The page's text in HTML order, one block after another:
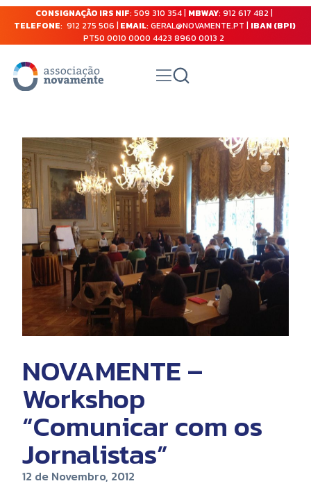
CONSIGNAÇÃO IRS NIF: 509 310 354 | MBWAY: 912 617 482 |
TELEFONE: 912 275 506 | EMAIL: GERAL@NOVAMENTE.PT | IBAN (BPI)
PT50 0010 0000 4423 8960 0013 2
NOVAMENTE –
Workshop
“Comunicar com os
Jornalistas”
12 de Novembro, 2012